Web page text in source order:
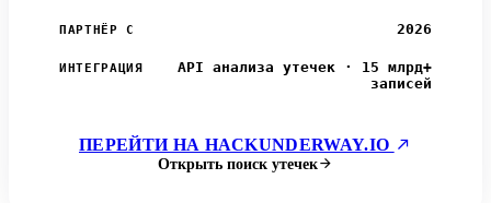
ПАРТНЁР С 2026
ИНТЕГРАЦИЯ
API анализа утечек · 15 млрд+
записей
ПЕРЕЙТИ НА HACKUNDERWAY.IO
Открыть поиск утечек